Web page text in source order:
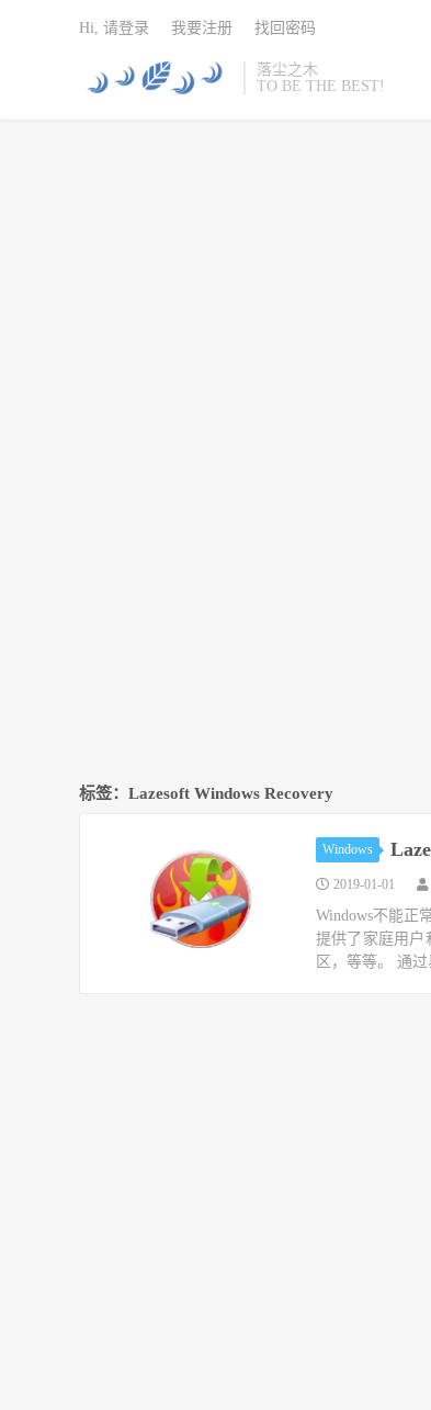
落尘之木
TO BE THE BEST!
Hi, 请登录 我要注册 找回密码
标签：Lazesoft Windows Recovery
Windows
2019-01-01
Windows不能正
提供了家庭用户
区，等等。 通